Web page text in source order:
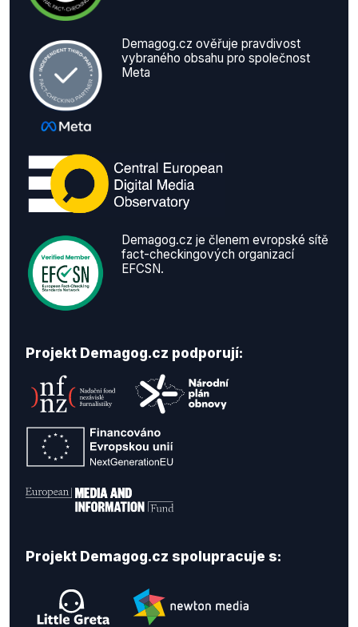
Demagog.cz ověřuje pravdivost
vybraného obsahu pro společnost
Meta
Demagog.cz je členem evropské sítě
fact-checkingových organizací
EFCSN.
Projekt Demagog.cz podporují:
Projekt Demagog.cz spolupracuje s: